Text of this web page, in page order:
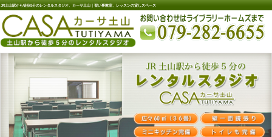
JR土山駅から徒歩5分のレンタルスタジオ、カーサ土山｜習い事教室、レッスンの貸しスペース